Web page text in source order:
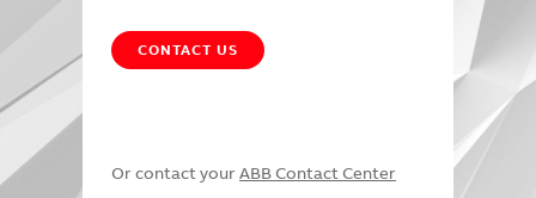
CONTACT US
Or contact your ABB Contact Center